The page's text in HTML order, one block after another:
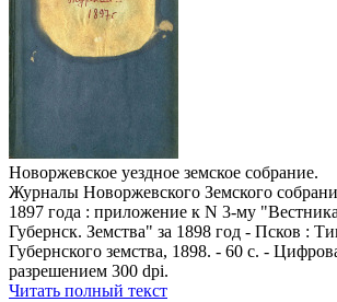
Новоржевское уездное земское собрание.
Журналы Новоржевского Земского
1897 года : приложение к N 3-му
Губернск. Земства" за 1898 год - Псков :
Губернского земства, 1898. - 60 с. -
разрешением 300 dpi.
Читать полный текст